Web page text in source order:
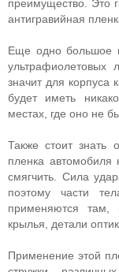
преимущество. Это
антигравийная
Еще одно большое
ультрафиолетовых
значит для
будет иметь
местах, где оно не
Также стоит знать
пленка
смягчить. Сила
поэтому части
применяются там,
крылья, детали
Применение этой